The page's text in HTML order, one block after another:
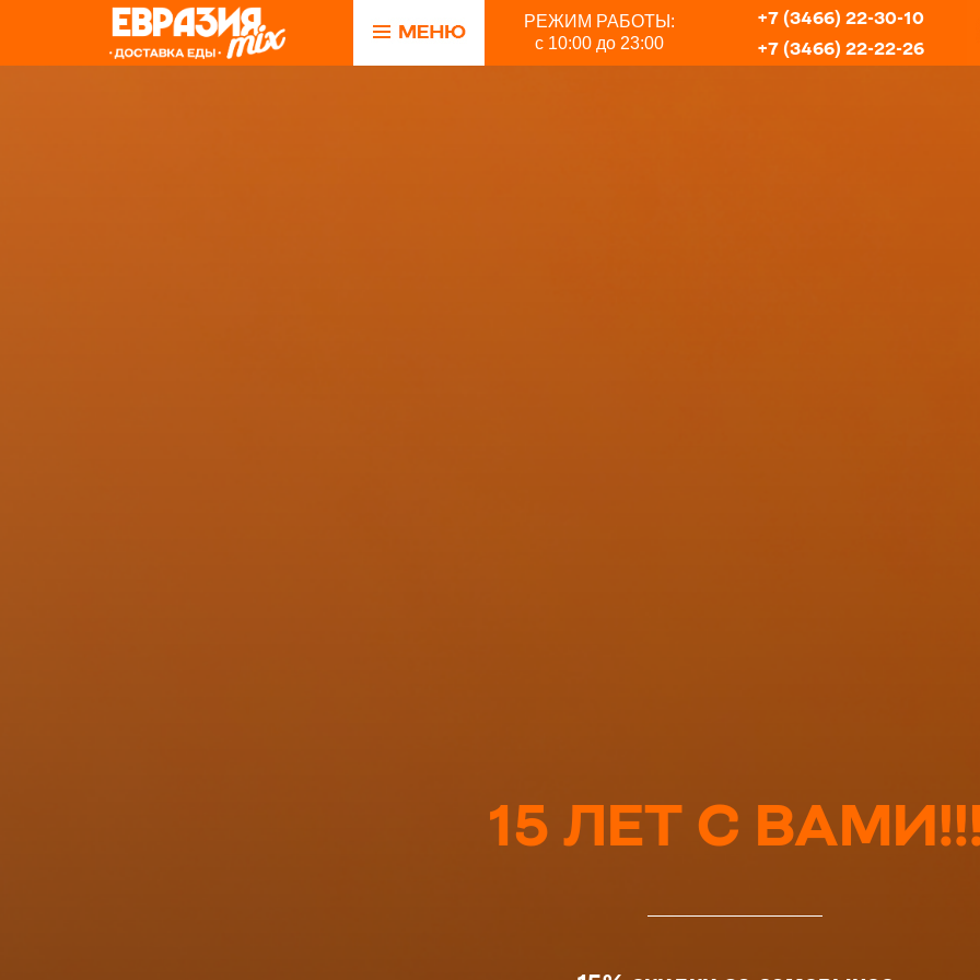
+7 (3466) 22-30-10
+7 (3466) 22-22-26
РЕЖИМ РАБОТЫ:
с 10:00 до 23:00
15 ЛЕТ С